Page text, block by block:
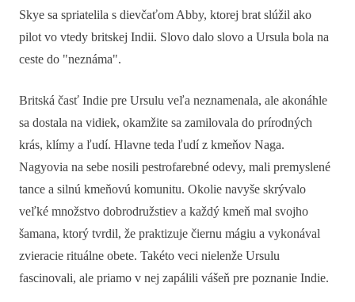
Skye sa spriatelila s dievčaťom Abby, ktorej brat slúžil ako
pilot vo vtedy britskej Indii. Slovo dalo slovo a Ursula bola na
ceste do "neznáma".
Britská časť Indie pre Ursulu veľa neznamenala, ale akonáhle
sa dostala na vidiek, okamžite sa zamilovala do prírodných
krás, klímy a ľudí. Hlavne teda ľudí z kmeňov Naga.
Nagyovia na sebe nosili pestrofarebné odevy, mali premyslené
tance a silnú kmeňovú komunitu. Okolie navyše skrývalo
veľké množstvo dobrodružstiev a každý kmeň mal svojho
šamana, ktorý tvrdil, že praktizuje čiernu mágiu a vykonával
zvieracie rituálne obete. Takéto veci nielenže Ursulu
fascinovali, ale priamo v nej zapálili vášeň pre poznanie Indie.